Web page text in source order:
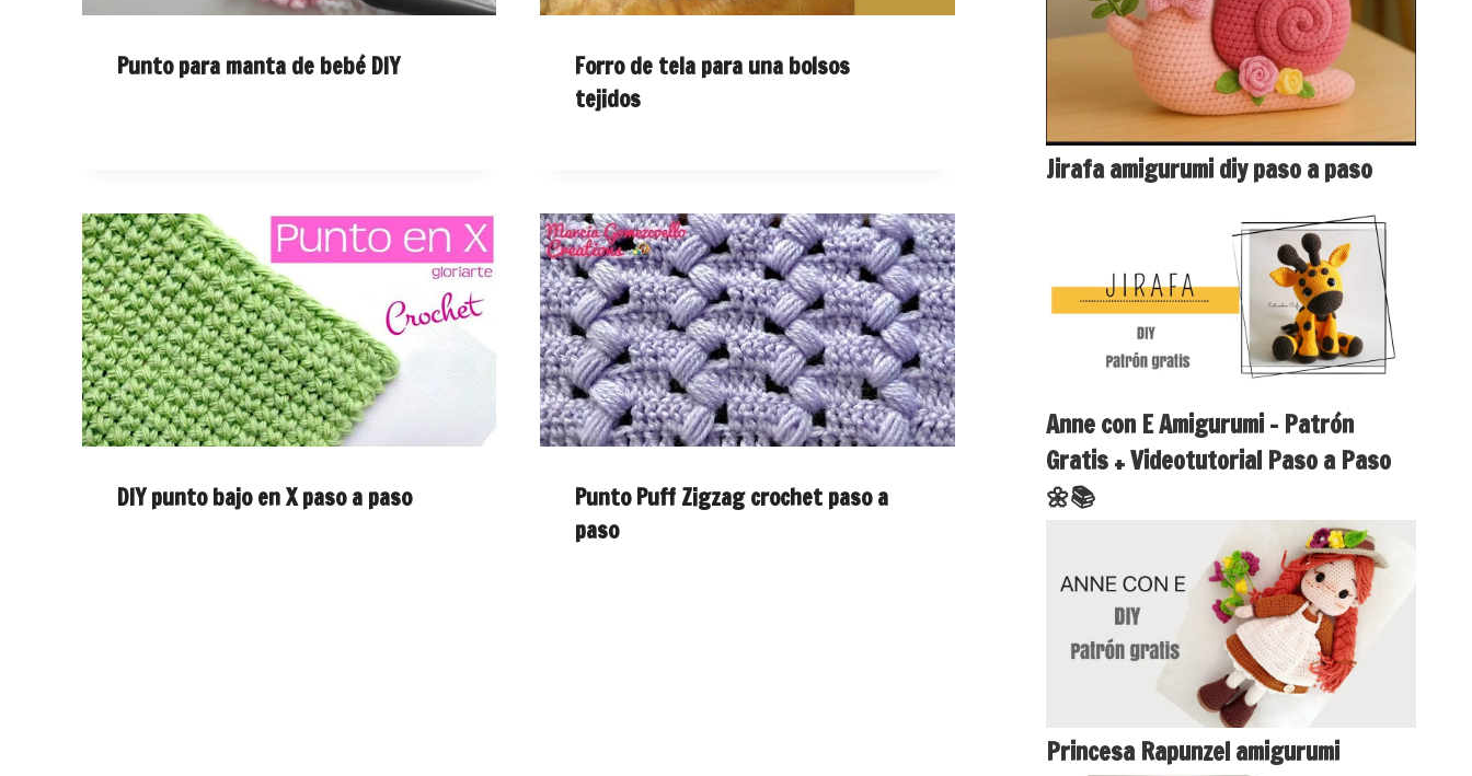
Punto para manta de bebé DIY
Forro de tela para una bolsos
tejidos
DIY punto bajo en X paso a paso
Punto Puff Zigzag crochet paso a
paso
Jirafa amigurumi diy paso a paso
Anne con E Amigurumi – Patrón
Gratis + Videotutorial Paso a Paso
🌼📚
Princesa Rapunzel amigurumi